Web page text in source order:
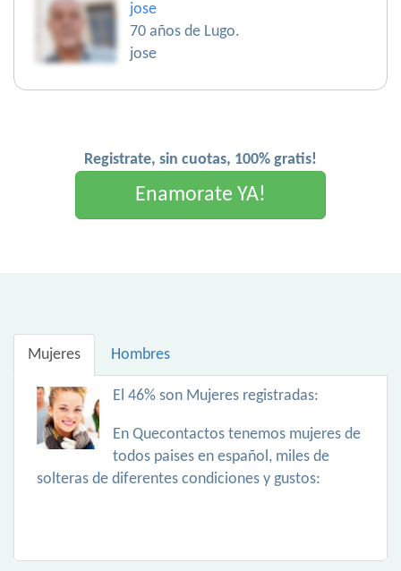
jose
70 años de Lugo.
jose
Registrate, sin cuotas, 100% gratis!
Enamorate YA!
Mujeres Hombres
El 46% son Mujeres registradas:
En Quecontactos tenemos mujeres de
todos paises en español, miles de
solteras de diferentes condiciones y gustos: